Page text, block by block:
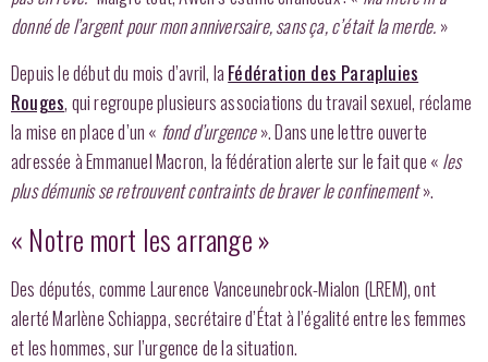
donné de l’argent pour mon anniversaire, sans ça, c’était la merde. »
Depuis le début du mois d’avril, la Fédération des Parapluies
Rouges, qui regroupe plusieurs associations du travail sexuel, réclame
la mise en place d’un « fond d’urgence». Dans une lettre ouverte
adressée à Emmanuel Macron, la fédération alerte sur le fait que « les
plus démunis se retrouvent contraints de braver le confinement».
« Notre mort les arrange »
Des députés, comme Laurence Vanceunebrock-Mialon (LREM), ont
alerté Marlène Schiappa, secrétaire d’État à l’égalité entre les femmes
et les hommes, sur l’urgence de la situation.